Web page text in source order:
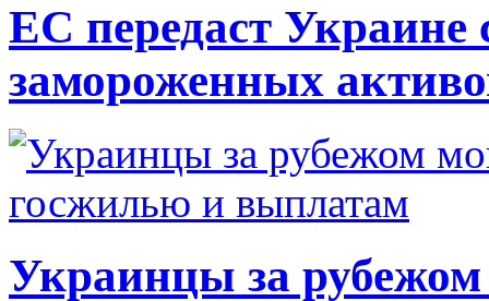
ЕС передаст Украине
замороженных
Украинцы за рубежом